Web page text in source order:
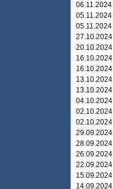
06.11.2024
05.11.2024
05.11.2024
27.10.2024
20.10.2024
16.10.2024
16.10.2024
13.10.2024
13.10.2024
04.10.2024
02.10.2024
02.10.2024
29.09.2024
28.09.2024
26.09.2024
22.09.2024
15.09.2024
14.09.2024